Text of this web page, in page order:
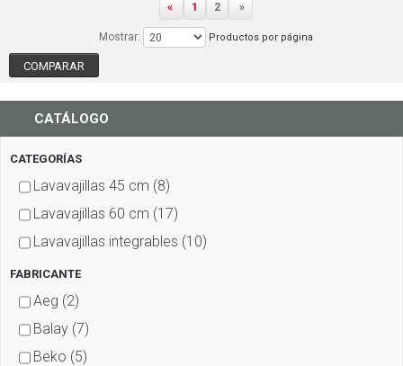
« 1 2 »
Mostrar: Productos por página
CATÁLOGO
CATEGORÍAS
Lavavajillas 45 cm (8)
Lavavajillas 60 cm (17)
Lavavajillas integrables (10)
FABRICANTE
Aeg (2)
Balay (7)
Beko (5)